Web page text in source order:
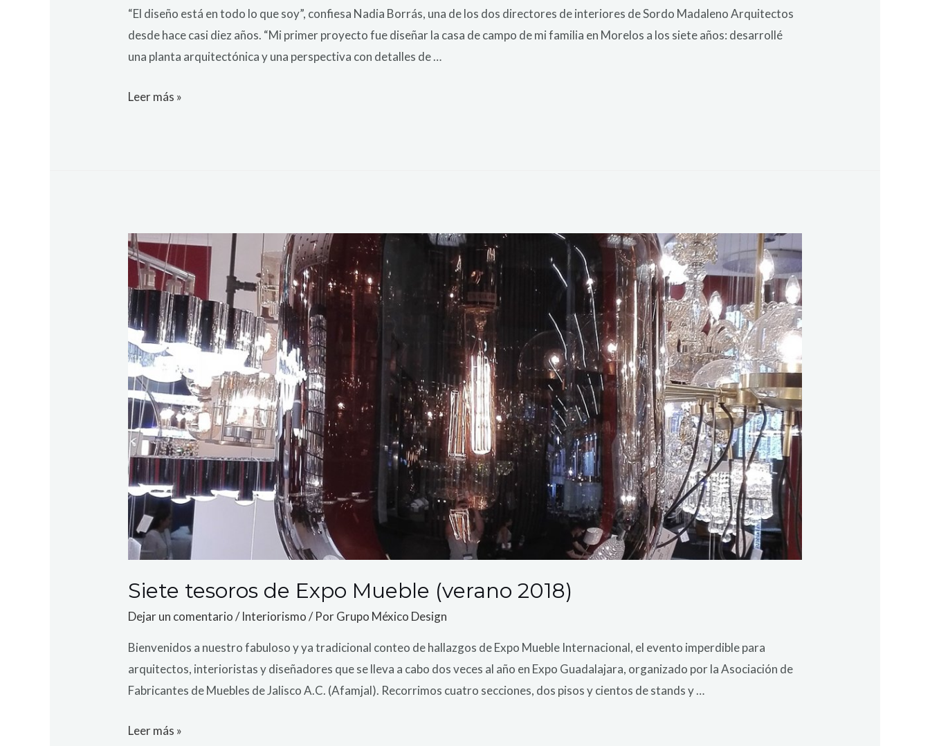
“El diseño está en todo lo que soy”, confiesa Nadia Borrás, una de los dos directores de interiores de Sordo Madaleno Arquitectos
desde hace casi diez años. “Mi primer proyecto fue diseñar la casa de campo de mi familia en Morelos a los siete años: desarrollé
una planta arquitectónica y una perspectiva con detalles de …
Leer más »
Siete tesoros de Expo Mueble (verano 2018)
Dejar un comentario /Interiorismo/ PorGrupo México Design
Bienvenidos a nuestro fabuloso y ya tradicional conteo de hallazgos de Expo Mueble Internacional, el evento imperdible para
arquitectos, interioristas y diseñadores que se lleva a cabo dos veces al año en Expo Guadalajara, organizado por la Asociación de
Fabricantes de Muebles de Jalisco A.C. (Afamjal). Recorrimos cuatro secciones, dos pisos y cientos de stands y …
Leer más »